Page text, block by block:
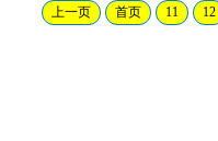
上一页 首页 11 12